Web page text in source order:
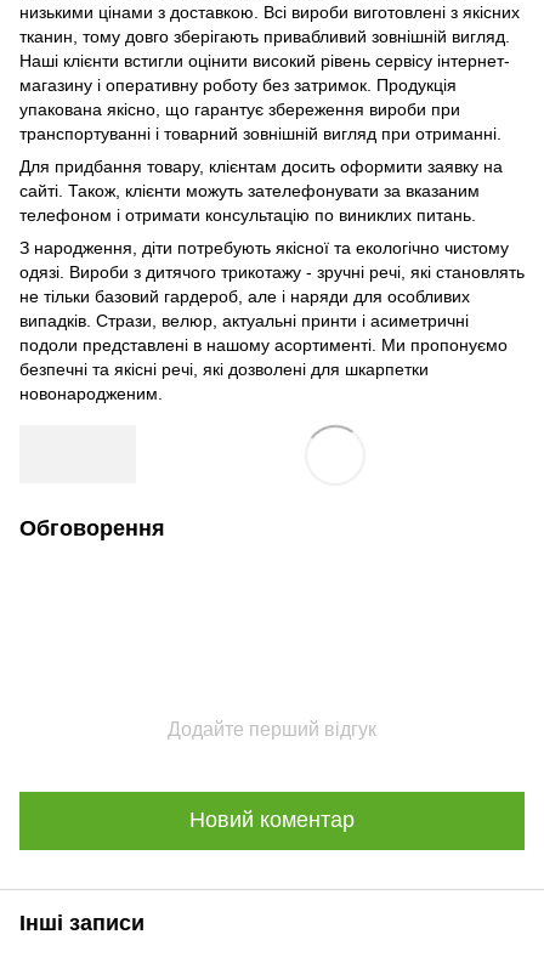
низькими цінами з доставкою. Всі вироби виготовлені з якісних
тканин, тому довго зберігають привабливий зовнішній вигляд.
Наші клієнти встигли оцінити високий рівень сервісу інтернет-
магазину і оперативну роботу без затримок. Продукція
упакована якісно, ​​що гарантує збереження вироби при
транспортуванні і товарний зовнішній вигляд при отриманні.
Для придбання товару, клієнтам досить оформити заявку на
сайті. Також, клієнти можуть зателефонувати за вказаним
телефоном і отримати консультацію по виниклих питань.
З народження, діти потребують якісної та екологічно чистому
одязі. Вироби з дитячого трикотажу - зручні речі, які становлять
не тільки базовий гардероб, але і наряди для особливих
випадків. Стрази, велюр, актуальні принти і асиметричні
подоли представлені в нашому асортименті. Ми пропонуємо
безпечні та якісні речі, які дозволені для шкарпетки
новонародженим.
Обговорення
Додайте перший відгук
Новий коментар
Інші записи